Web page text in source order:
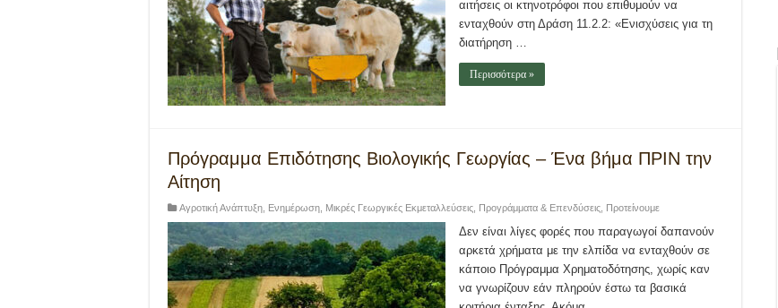
αιτήσεις οι κτηνοτρόφοι που επιθυμούν να
ενταχθούν στη Δράση 11.2.2: «Ενισχύσεις για τη
διατήρηση …
Περισσότερα »
Πρόγραμμα Επιδότησης Βιολογικής Γεωργίας – Ένα βήμα ΠΡΙΝ την
Αίτηση
Αγροτική Ανάπτυξη Ενημέρωση Μικρές Γεωργικές Εκμεταλλεύσεις Προγράμματα & Επενδύσεις Προτείνουμε
Δεν είναι λίγες φορές που παραγωγοί δαπανούν
αρκετά χρήματα με την ελπίδα να ενταχθούν σε
κάποιο Πρόγραμμα Χρηματοδότησης, χωρίς καν
να γνωρίζουν εάν πληρούν έστω τα βασικά